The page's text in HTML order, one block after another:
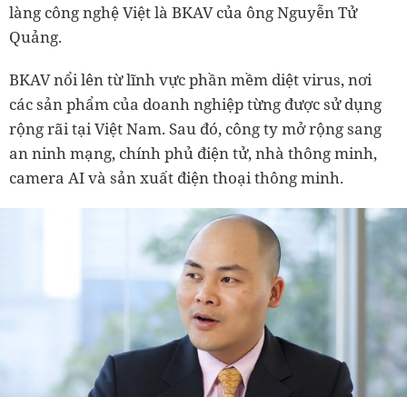
làng công nghệ Việt là BKAV của ông Nguyễn Tử
Quảng.
BKAV nổi lên từ lĩnh vực phần mềm diệt virus, nơi
các sản phẩm của doanh nghiệp từng được sử dụng
rộng rãi tại Việt Nam. Sau đó, công ty mở rộng sang
an ninh mạng, chính phủ điện tử, nhà thông minh,
camera AI và sản xuất điện thoại thông minh.